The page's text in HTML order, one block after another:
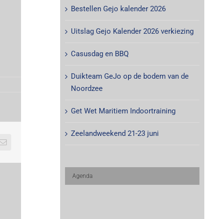
E-
Bestellen Gejo kalender 2026
Uitslag Gejo Kalender 2026 verkiezing
Casusdag en BBQ
Duikteam GeJo op de bodem van de
Noordzee
Get Wet Maritiem Indoortraining
Zeelandweekend 21-23 juni
Agenda